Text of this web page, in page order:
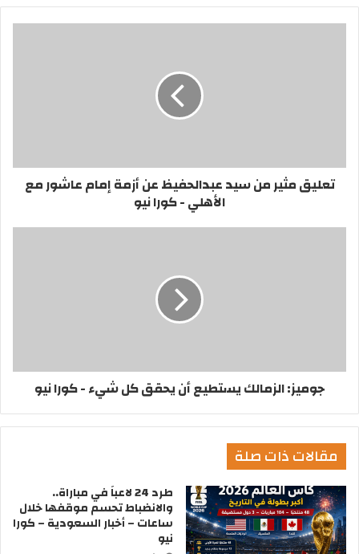
تعليق مثير من سيد عبدالحفيظ عن أزمة إمام عاشور مع
الأهلي - كورا نيو
جوميز: الزمالك يستطيع أن يحقق كل شيء - كورا نيو
مقالات ذات صلة
طرد 24 لاعباً في مباراة..
والانضباط تحسم موقفها خلال
ساعات – أخبار السعودية – كورا
نيو